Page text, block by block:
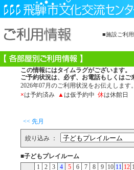
■施設ご利
この情報にはタイムラグがございます。
ご予約状況は、必ず、お電話もしくはご
2026年07月のご利用状況をお伝えします。
×は予約済み ▲は仮予約中 休は休館日
<< 先月
絞り込み ：
■子どもプレイルーム
1
2
3
4
5
6
7
8
9
10 11 12